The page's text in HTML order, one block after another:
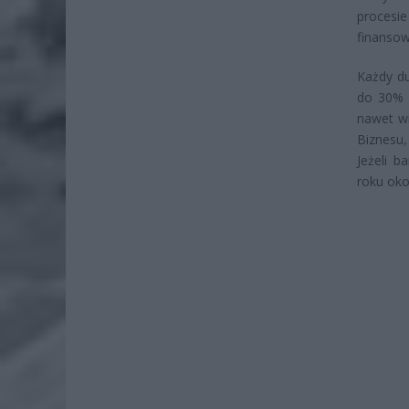
Każdy
do 30%
nawet
Jeżeli
roku